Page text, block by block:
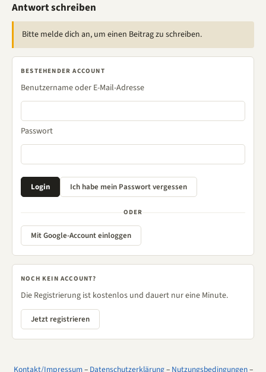
Antwort schreiben
Bitte melde dich an, um einen Beitrag zu schreiben.
BESTEHENDER ACCOUNT
Benutzername oder E-Mail-Adresse
Passwort
ODER
Mit Google-Account einloggen
NOCH KEIN ACCOUNT?
Die Registrierung ist kostenlos und dauert nur eine Minute.
Jetzt registrieren
Kontakt/Impressum– Datenschutzerklärung– Nutzungsbedingungen–